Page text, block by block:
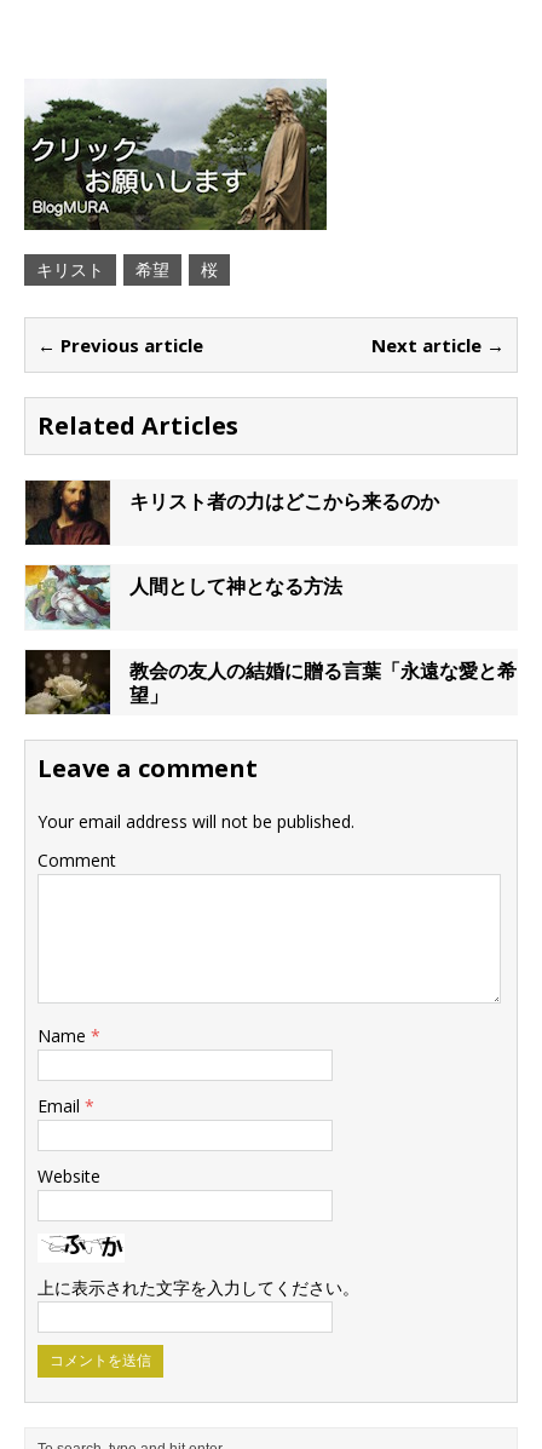
キリスト 希望 桜
← Previous article Next article →
Related Articles
キリスト者の力はどこから来るのか
人間として神となる方法
教会の友人の結婚に贈る言葉「永遠な愛と希
望」
Leave a comment
Your email address will not be published.
Comment
Name *
Email *
Website
上に表示された文字を入力してください。